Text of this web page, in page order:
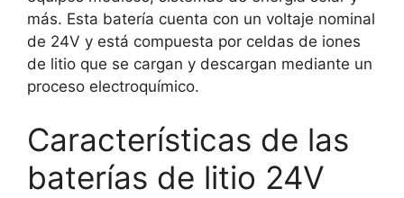
más. Esta batería cuenta con un voltaje nominal
de 24V y está compuesta por celdas de iones
de litio que se cargan y descargan mediante un
proceso electroquímico.
Características de las
baterías de litio 24V